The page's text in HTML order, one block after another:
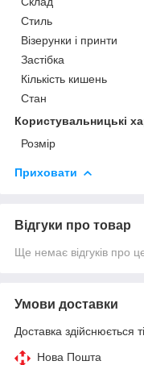
Стиль
Візерунки і принти
Застібка
Кількість кишень
Стан
Користувальницькі
Розмір
Приховати
Відгуки про товар
Ще немає відгуків про
Умови доставки
Доставка здійснюється
Нова Пошта